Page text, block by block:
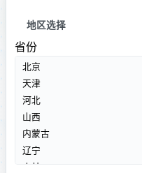
地区选择
省份
北京
天津
河北
山西
内蒙古
辽宁
吉林